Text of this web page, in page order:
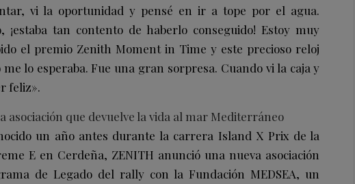
vi la oportunidad y pensé en ir a tope por el agua.
tan contento de haberlo conseguido! Estoy muy
el premio Zenith Moment in Time y este precioso reloj
me lo esperaba. Fue una gran sorpresa. Cuando vi la caja y
feliz».
asociación que devuelve la vida al mar Mediterráneo
un año antes durante la carrera Island X Prix de la
E en Cerdeña, ZENITH anunció una nueva asociación
de Legado del rally con la Fundación MEDSEA, un